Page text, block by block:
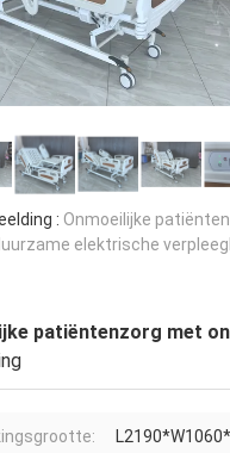
: Onmoeilijke
elektrische
patiëntenzorg met